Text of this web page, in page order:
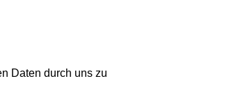
Daten durch uns zu